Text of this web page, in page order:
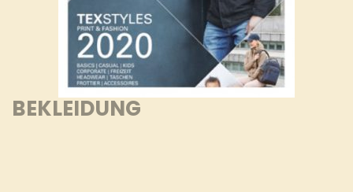
BEKLEIDUNG